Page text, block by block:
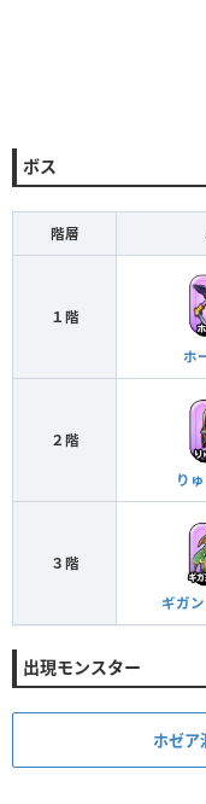
ボス
階層
１階
ホ
２階
り
３階
ギガ
出現モンスター
ホゼア